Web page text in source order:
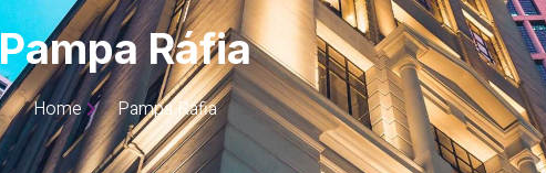
Pampa Ráfia
Home Pampa Ráfia